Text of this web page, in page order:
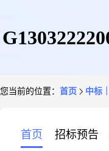
您当前的位置： 首页 中标
首页 招标预告